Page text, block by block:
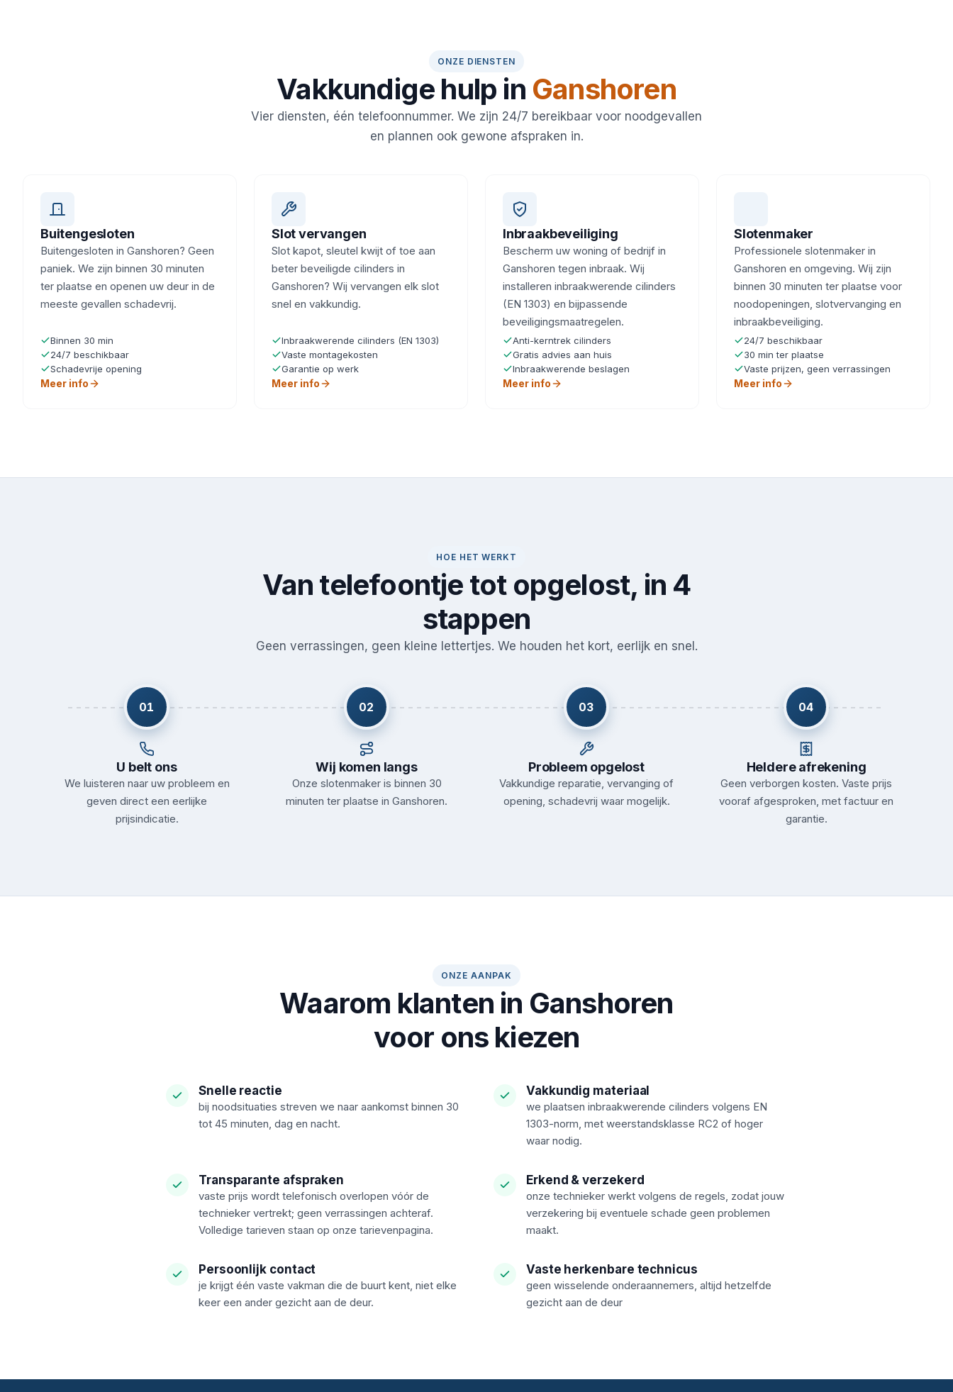
ONZE DIENSTEN
Vakkundige hulp in Ganshoren
Vier diensten, één telefoonnummer. We zijn 24/7 bereikbaar voor noodgevallen
en plannen ook gewone afspraken in.
Buitengesloten
Buitengesloten in Ganshoren? Geen
paniek. We zijn binnen 30 minuten
ter plaatse en openen uw deur in de
meeste gevallen schadevrij.
Binnen 30 min
24/7 beschikbaar
Schadevrije opening
Meer info
Slot vervangen
Slot kapot, sleutel kwijt of toe aan
beter beveiligde cilinders in
Ganshoren? Wij vervangen elk slot
snel en vakkundig.
Inbraakwerende cilinders (EN 1303)
Vaste montagekosten
Garantie op werk
Meer info
Inbraakbeveiliging
Bescherm uw woning of bedrijf in
Ganshoren tegen inbraak. Wij
installeren inbraakwerende cilinders
(EN 1303) en bijpassende
beveiligingsmaatregelen.
Anti-kerntrek cilinders
Gratis advies aan huis
Inbraakwerende beslagen
Meer info
Slotenmaker
Professionele slotenmaker in
Ganshoren en omgeving. Wij zijn
binnen 30 minuten ter plaatse voor
noodopeningen, slotvervanging en
inbraakbeveiliging.
24/7 beschikbaar
30 min ter plaatse
Vaste prijzen, geen verrassingen
Meer info
HOE HET WERKT
Van telefoontje tot opgelost, in 4
stappen
Geen verrassingen, geen kleine lettertjes. We houden het kort, eerlijk en snel.
01
U belt ons
We luisteren naar uw probleem en
geven direct een eerlijke
prijsindicatie.
02
Wij komen langs
Onze slotenmaker is binnen 30
minuten ter plaatse in Ganshoren.
03
Probleem opgelost
Vakkundige reparatie, vervanging of
opening, schadevrij waar mogelijk.
04
Heldere afrekening
Geen verborgen kosten. Vaste prijs
vooraf afgesproken, met factuur en
garantie.
ONZE AANPAK
Waarom klanten in Ganshoren
voor ons kiezen
Snelle reactie
bij noodsituaties streven we naar aankomst binnen 30
tot 45 minuten, dag en nacht.
Vakkundig materiaal
we plaatsen inbraakwerende cilinders volgens EN
1303-norm, met weerstandsklasse RC2 of hoger
waar nodig.
Transparante afspraken
vaste prijs wordt telefonisch overlopen vóór de
technieker vertrekt; geen verrassingen achteraf.
Volledige tarieven staan op onze tarievenpagina.
Erkend & verzekerd
onze technieker werkt volgens de regels, zodat jouw
verzekering bij eventuele schade geen problemen
maakt.
Persoonlijk contact
je krijgt één vaste vakman die de buurt kent, niet elke
keer een ander gezicht aan de deur.
Vaste herkenbare technicus
geen wisselende onderaannemers, altijd hetzelfde
gezicht aan de deur